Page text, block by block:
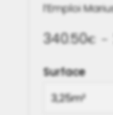
l’Emploi
340.50€ –
Surface